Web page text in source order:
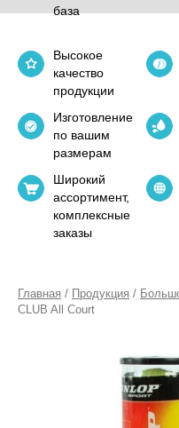
база
Высокое
качество
продукции
Изготовление
по вашим
размерам
Широкий
ассортимент,
комплексные
заказы
Главная / Продукция /
CLUB All Court